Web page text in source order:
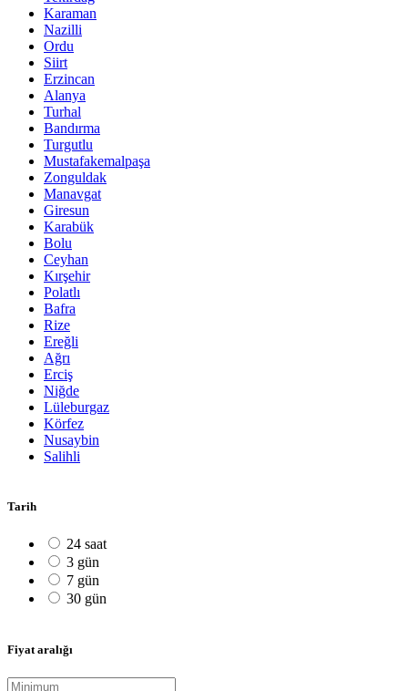
Karaman
Nazilli
Ordu
Siirt
Erzincan
Alanya
Turhal
Bandırma
Turgutlu
Mustafakemalpaşa
Zonguldak
Manavgat
Giresun
Karabük
Bolu
Ceyhan
Kırşehir
Polatlı
Bafra
Rize
Ereğli
Ağrı
Erciş
Niğde
Lüleburgaz
Körfez
Nusaybin
Salihli
Tarih
24 saat
3 gün
7 gün
30 gün
Fiyat aralığı